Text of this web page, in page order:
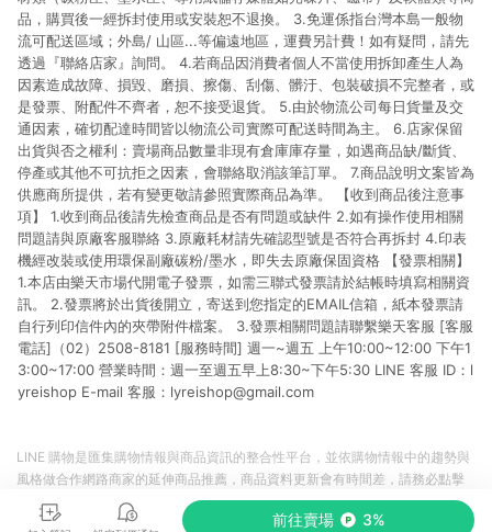
品，購買後一經拆封使用或安裝恕不退換。 3.免運係指台灣本島一般物
流可配送區域；外島/ 山區...等偏遠地區，運費另計費！如有疑問，請先
透過『聯絡店家』詢問。 4.若商品因消費者個人不當使用拆卸產生人為
因素造成故障、損毀、磨損、擦傷、刮傷、髒汙、包裝破損不完整者，或
是發票、附配件不齊者，恕不接受退貨。 5.由於物流公司每日貨量及交
通因素，確切配達時間皆以物流公司實際可配送時間為主。 6.店家保留
出貨與否之權利：賣場商品數量非現有倉庫庫存量，如遇商品缺/斷貨、
停產或其他不可抗拒之因素，會聯絡取消該筆訂單。 7.商品說明文案皆為
供應商所提供，若有變更敬請參照實際商品為準。 【收到商品後注意事
項】 1.收到商品後請先檢查商品是否有問題或缺件 2.如有操作使用相關
問題請與原廠客服聯絡 3.原廠耗材請先確認型號是否符合再拆封 4.印表
機經改裝或使用環保副廠碳粉/墨水，即失去原廠保固資格 【發票相關】
1.本店由樂天市場代開電子發票，如需三聯式發票請於結帳時填寫相關資
訊。 2.發票將於出貨後開立，寄送到您指定的EMAIL信箱，紙本發票請
自行列印信件內的夾帶附件檔案。 3.發票相關問題請聯繫樂天客服 [客服
電話]（02）2508-8181 [服務時間] 週一~週五 上午10:00~12:00 下午1
3:00~17:00 營業時間：週一至週五早上8:30~下午5:30 LINE 客服 ID：l
yreishop E-mail 客服：lyreishop@gmail.com
前往賣場 3%
LINE 購物是匯集購物情報與商品資訊的整合性平台，並依購物情報中的趨勢與
風格做合作網路商家的延伸商品推薦，商品資料更新會有時間差，請務必點擊
商品至各合作網路商家，確認現售價與購物條件，一切資訊以合作廠商網頁為
準。